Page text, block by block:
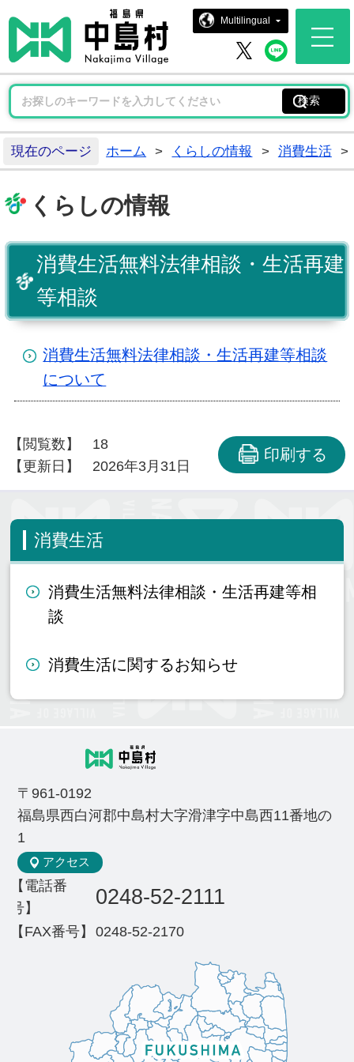
中島村ホ
Multilingual
中島村 X中島
現在のページ ホーム > くらしの情報 > 消費生活 >
くらしの情報
消費生活無料法律相談・生活再建
等相談
消費生活無料法律相談・生活再建等相談
について
【閲覧数】
18
【更新日】
2026年3月31日
印刷する
消費生活
消費生活無料法律相談・生活再建等相
談
消費生活に関するお知らせ
〒961-0192
福島県西白河郡中島村大字滑津字中島西11番地の
1
アクセス
【電話番
号】
0248-52-2111
【FAX番号】 0248-52-2170